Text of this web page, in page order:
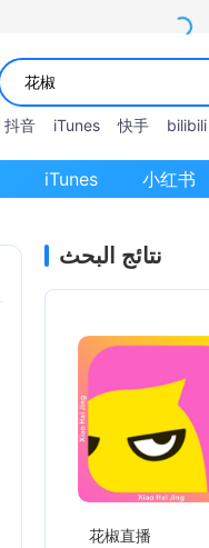
抖音 iTunes 快手 bilibili
iTunes 小红书
نتائج البحث
花椒直播